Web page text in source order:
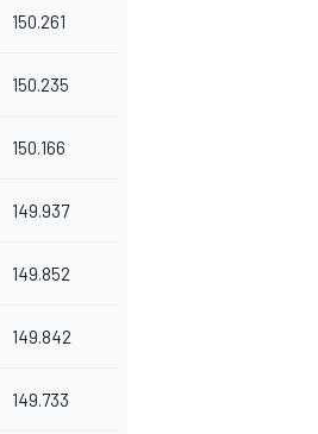
150.261
150.235
150.166
149.937
149.852
149.842
149.733